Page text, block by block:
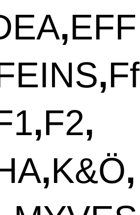
,EFF
,Ff
,F2,
,K&Ö,